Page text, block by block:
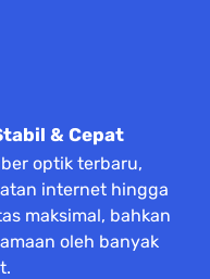
& Cepat
optik terbaru,
internet hingga
maksimal, bahkan
oleh banyak